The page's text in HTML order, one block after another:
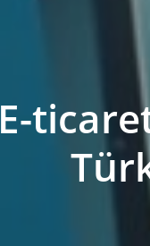
E-